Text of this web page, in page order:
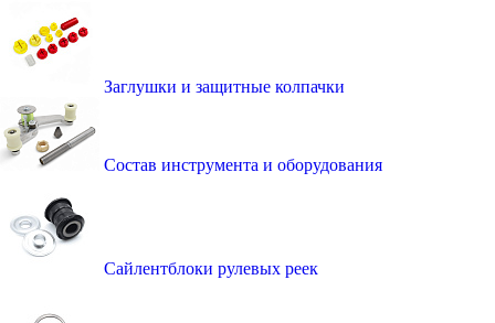
Заглушки и защитные колпачки
Состав инструмента и оборудования
Сайлентблоки рулевых реек